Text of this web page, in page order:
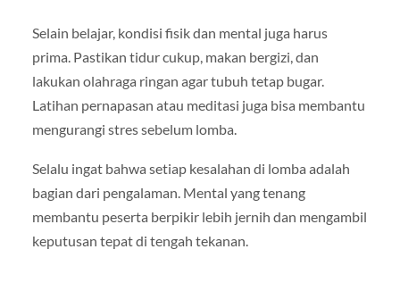
Selain belajar, kondisi fisik dan mental juga harus
prima. Pastikan tidur cukup, makan bergizi, dan
lakukan olahraga ringan agar tubuh tetap bugar.
Latihan pernapasan atau meditasi juga bisa membantu
mengurangi stres sebelum lomba.
Selalu ingat bahwa setiap kesalahan di lomba adalah
bagian dari pengalaman. Mental yang tenang
membantu peserta berpikir lebih jernih dan mengambil
keputusan tepat di tengah tekanan.